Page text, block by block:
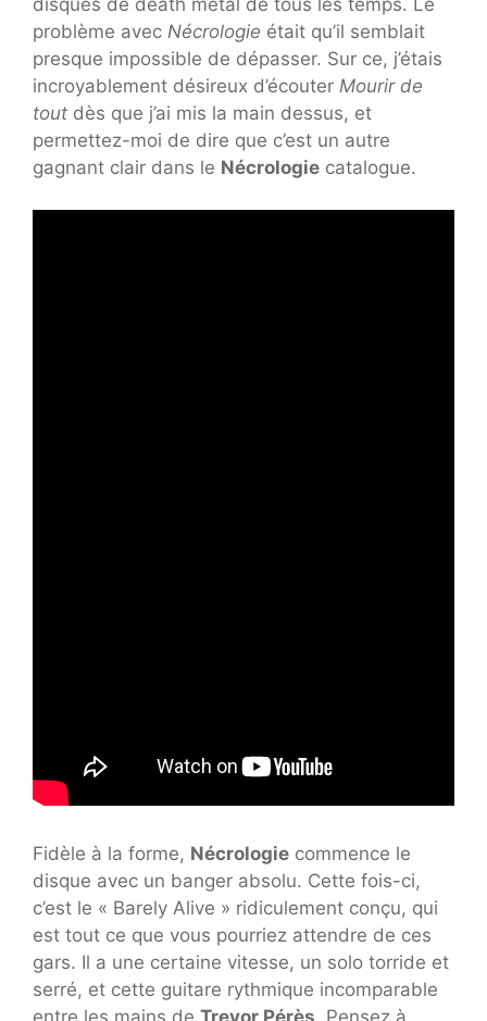
disques de death metal de tous les temps. Le
problème avec Nécrologie était qu’il semblait
presque impossible de dépasser. Sur ce, j’étais
incroyablement désireux d’écouter Mourir de
tout dès que j’ai mis la main dessus, et
permettez-moi de dire que c’est un autre
gagnant clair dans le Nécrologie catalogue.
Fidèle à la forme, Nécrologie commence le
disque avec un banger absolu. Cette fois-ci,
c’est le « Barely Alive » ridiculement conçu, qui
est tout ce que vous pourriez attendre de ces
gars. Il a une certaine vitesse, un solo torride et
serré, et cette guitare rythmique incomparable
entre les mains de Trevor Pérès . Pensez à